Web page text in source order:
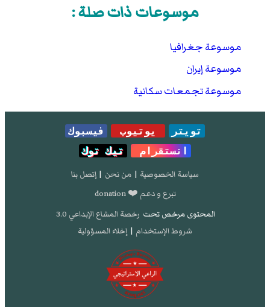
موسوعات ذات صلة :
موسوعة جغرافيا
موسوعة إيران
موسوعة تجمعات سكانية
تويتر يوتيوب
فيسبوك
انستقرام
تيك توك
سياسة الخصوصية | من نحن | إتصل بنا
تبرع و دعم ❤️ donation
المحتوى مرخص تحت رخصة المشاع الإبداعي 3.0
شروط الإستخدام | إخلاء المسؤولية